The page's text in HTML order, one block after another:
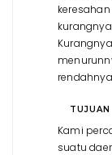
TUJUAN
Kami
suatu